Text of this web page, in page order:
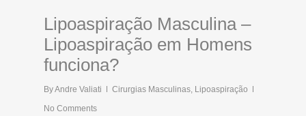
Lipoaspiração Masculina –
Lipoaspiração em Homens
funciona?
ByAndre Valiati Cirurgias Masculinas, Lipoaspiração
No Comments